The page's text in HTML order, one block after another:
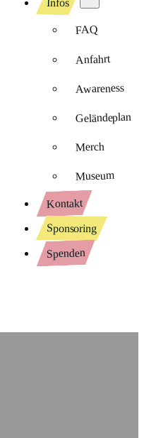
Infos
FAQ
Anfahrt
Awareness
Geländeplan
Merch
Museum
Kontakt
Sponsoring
Spenden